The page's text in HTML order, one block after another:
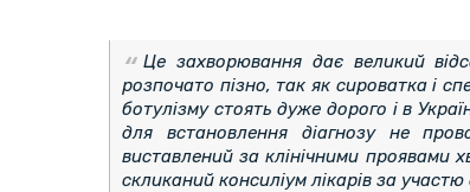
Це захворювання дає великий
розпочато пізно, так як сироватка і
ботулізму стоять дуже дорого і в
для встановлення діагнозу не
виставлений за клінічними проявами
скликаний консиліум лікарів за